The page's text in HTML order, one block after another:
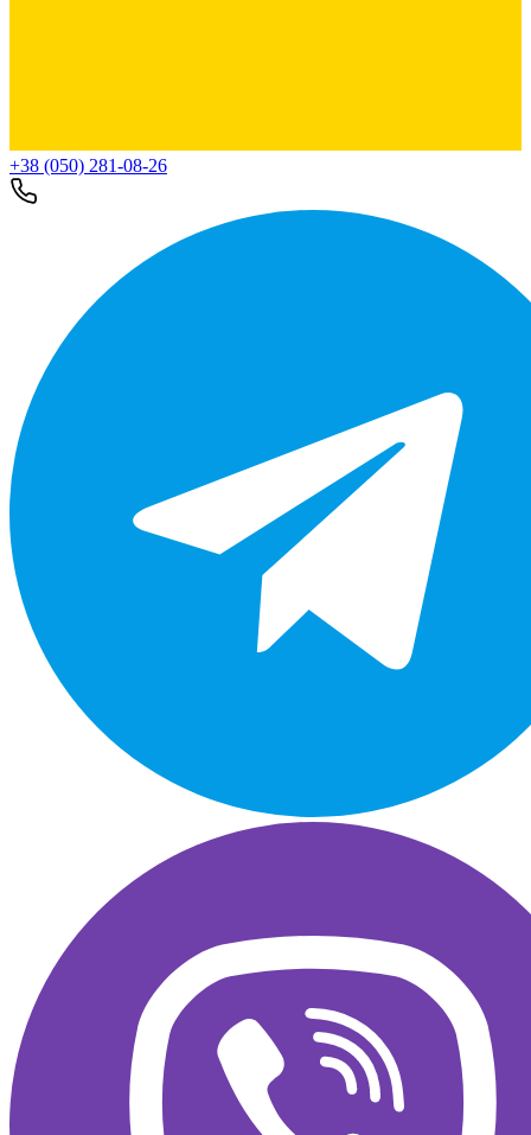
+38 (050) 281-08-26